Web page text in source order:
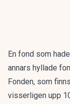
En fond som
annars hyllade
Fonden, som
visserligen upp